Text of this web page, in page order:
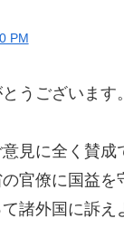
PM
うございま
見に全く賛成
官僚に国益
諸外国に訴